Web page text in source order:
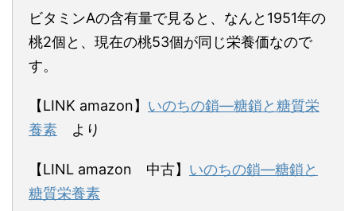
ビタミンAの含有量で見ると、なんと1951年の
桃2個と、現在の桃53個が同じ栄養価なので
す。
【LINK amazon】 いのちの鎖―糖鎖と糖質栄
養素 より
【LINL amazon 中古】 いのちの鎖―糖鎖と
糖質栄養素